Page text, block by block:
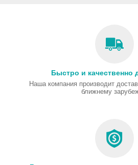
Быстро и качественно
Наша компания производит
ближнему